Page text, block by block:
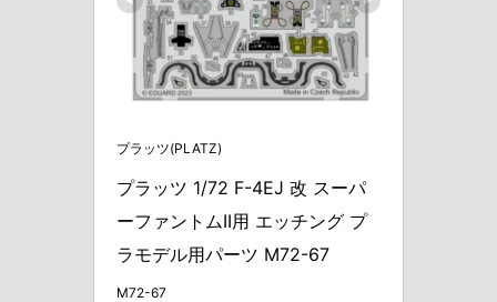
プラッツ(PLATZ)
プラッツ 1/72 F-4EJ 改 スーパ
ーファントムII用 エッチング プ
ラモデル用パーツ M72-67
M72-67